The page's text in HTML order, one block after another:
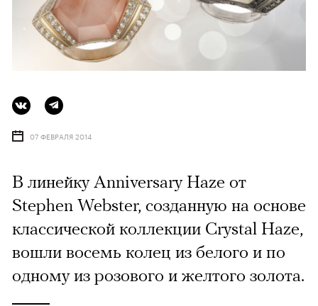
07 ФЕВРАЛЯ 2014
В линейку Anniversary Haze от
Stephen Webster, созданную на основе
классической коллекции Crystal Haze,
вошли восемь колец из белого и по
одному из розового и желтого золота.